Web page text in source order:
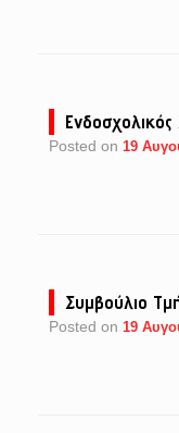
Ενδοσχολικός
Posted on 19
Συμβούλιο
Posted on 19